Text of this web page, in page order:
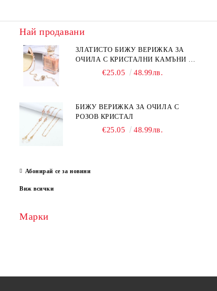
Най продавани
ЗЛАТИСТО БИЖУ ВЕРИЖКА ЗА
ОЧИЛА С КРИСТАЛНИ КАМЪНИ И
€25.05 48.99лв.
БИЖУ ВЕРИЖКА ЗА ОЧИЛА С
РОЗОВ КРИСТАЛ
€25.05 48.99лв.
Абонирай се за новини
Виж всички
Марки